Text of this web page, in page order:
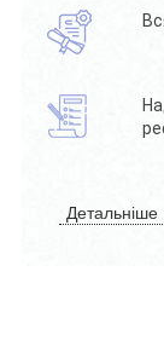
Детальніше